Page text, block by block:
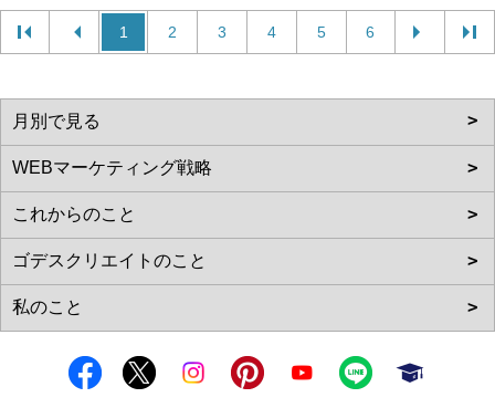
1 2 3 4 5 6